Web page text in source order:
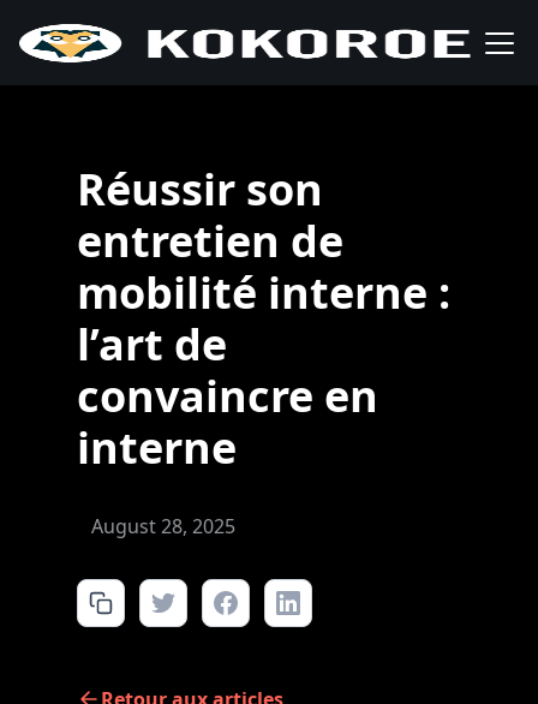
Réussir son
entretien de
mobilité interne :
l’art de
convaincre en
interne
August 28, 2025